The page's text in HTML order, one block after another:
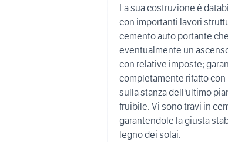
La sua costruzione è
con importanti lavori
cemento auto portante
eventualmente un
con relative imposte;
completamente rifatto
sulla stanza dell'ultimo
fruibile. Vi sono travi in
garantendole la giusta
legno dei solai.